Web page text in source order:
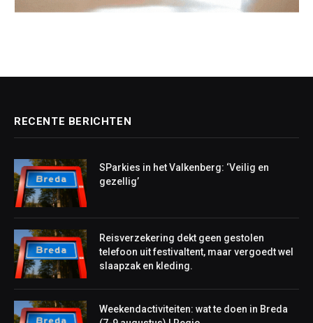
RECENTE BERICHTEN
SParkies in het Valkenberg: ‘Veilig en
gezellig’
Reisverzekering dekt geen gestolen
telefoon uit festivaltent, maar vergoedt wel
slaapzak en kleding.
Weekendactiviteiten: wat te doen in Breda